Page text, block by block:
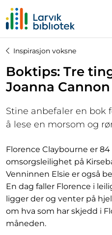
Inspirasjon voksne
Boktips: Tre
Joanna Cannon
Stine anbefaler en bok
å lese en morsom og
Florence Claybourne er
omsorgsleilighet på
Venninnen Elsie er også
En dag faller Florence i
ligger der og venter på
om hva som har skjedd i
måneden.